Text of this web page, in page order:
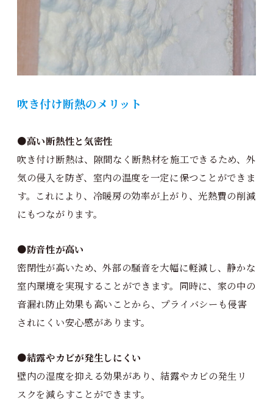
吹き付け断熱のメリット
●高い断熱性と気密性
吹き付け断熱は、隙間なく断熱材を施工できるため、外
気の侵入を防ぎ、室内の温度を一定に保つことができま
す。これにより、冷暖房の効率が上がり、光熱費の削減
にもつながります。
●防音性が高い
密閉性が高いため、外部の騒音を大幅に軽減し、静かな
室内環境を実現することができます。同時に、家の中の
音漏れ防止効果も高いことから、プライバシーも侵害
されにくい安心感があります。
●結露やカビが発生しにくい
壁内の湿度を抑える効果があり、結露やカビの発生リ
スクを減らすことができます。